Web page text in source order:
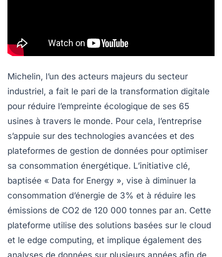
Michelin, l’un des acteurs majeurs du secteur
industriel, a fait le pari de la transformation digitale
pour réduire l’empreinte écologique de ses 65
usines à travers le monde. Pour cela, l’entreprise
s’appuie sur des technologies avancées et des
plateformes de gestion de données pour optimiser
sa consommation énergétique. L’initiative clé,
baptisée « Data for Energy », vise à diminuer la
consommation d’énergie de 3% et à réduire les
émissions de CO2 de 120 000 tonnes par an. Cette
plateforme utilise des solutions basées sur le cloud
et le edge computing, et implique également des
analyses de données sur plusieurs années afin de